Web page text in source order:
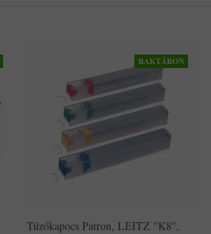
RAKTÁRON
Tűzőkapocs Patron, LEITZ "K8",